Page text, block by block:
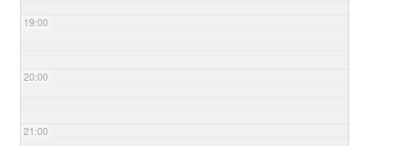
19:00
20:00
21:00